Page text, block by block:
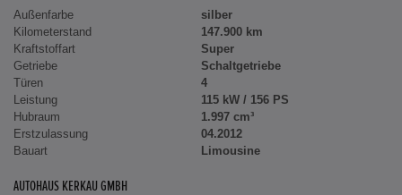
Außenfarbe
silber
Kilometerstand
147.900 km
Kraftstoffart
Super
Getriebe
Schaltgetriebe
Türen
4
Leistung
115 kW / 156 PS
Hubraum
1.997 cm³
Erstzulassung
04.2012
Bauart
Limousine
AUTOHAUS KERKAU GMBH